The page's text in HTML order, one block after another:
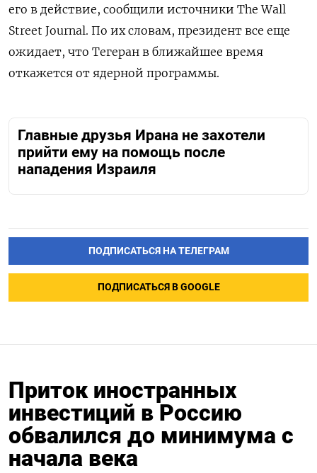
его в действие, сообщили источники The Wall
Street Journal. По их словам, президент все еще
ожидает, что Тегеран в ближайшее время
откажется от ядерной программы.
Главные друзья Ирана не захотели
прийти ему на помощь после
нападения Израиля
ПОДПИСАТЬСЯ НА ТЕЛЕГРАМ
ПОДПИСАТЬСЯ В GOOGLE
Приток иностранных
инвестиций в Россию
обвалился до минимума с
начала века